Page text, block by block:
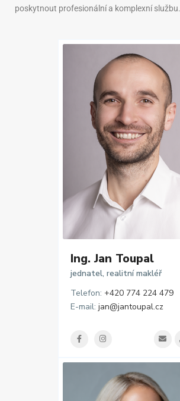
poskytnout profesionální a komplexní službu.
Ing. Jan Toupal
jednatel, realitní makléř
Telefon: +420 774 224 479
E-mail: jan@jantoupal.cz